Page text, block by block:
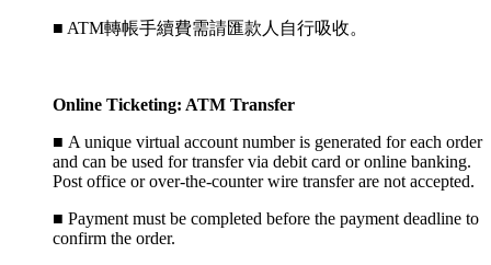
■ ATM轉帳手續費需請匯款人自行吸收。
Online Ticketing: ATM Transfer
■ A unique virtual account number is generated for each order
and can be used for transfer via debit card or online banking.
Post office or over-the-counter wire transfer are not accepted.
■ Payment must be completed before the payment deadline to
confirm the order.